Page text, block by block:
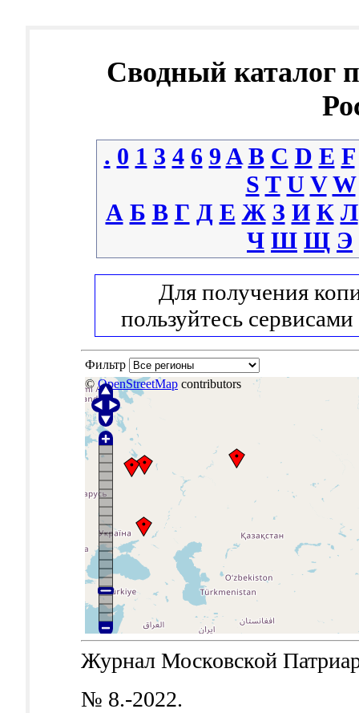
Сводный каталог
. 0 1 3 4 6 9 A B C D E F
S T U V W
А Б В Г Д Е Ж З И К Л
Ч Ш Щ Э
Для получения
пользуйтесь сервисами
Фильтр
©OpenStreetMap contributors
Журнал Московской
№ 8.-2022.